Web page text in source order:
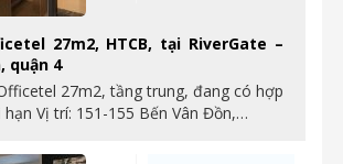
27m2, HTCB, tại RiverGate –
quận 4
27m2, tầng trung, đang có hợp
Vị trí: 151-155 Bến Vân Đồn,…